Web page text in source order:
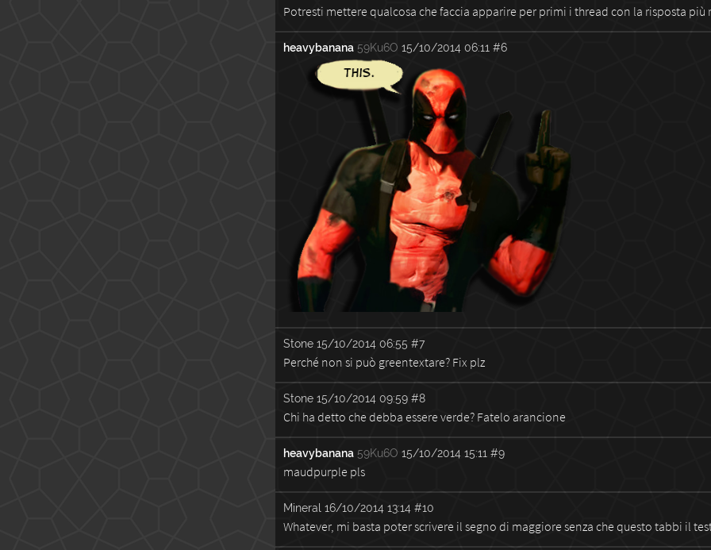
Potresti mettere qualcosa che faccia apparire per primi i thread con la risposta più
heavybanana 59Ku6O 15/10/2014 06:11 #6
Stone 15/10/2014 06:55 #7
Perché non si può greentextare? Fix plz
Stone 15/10/2014 09:59 #8
Chi ha detto che debba essere verde? Fatelo arancione
heavybanana 59Ku6O 15/10/2014 15:11 #9
maudpurple pls
Mineral 16/10/2014 13:14 #10
Whatever, mi basta poter scrivere il segno di maggiore senza che questo tabbi il